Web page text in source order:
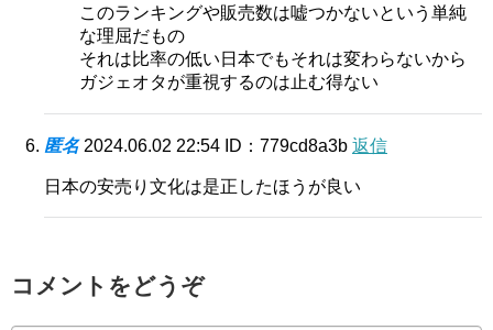
このランキングや販売数は嘘つかないという単純
な理屈だもの
それは比率の低い日本でもそれは変わらないから
ガジェオタが重視するのは止む得ない
匿名 2024.06.02 22:54 ID：779cd8a3b 返信
日本の安売り文化は是正したほうが良い
コメントをどうぞ